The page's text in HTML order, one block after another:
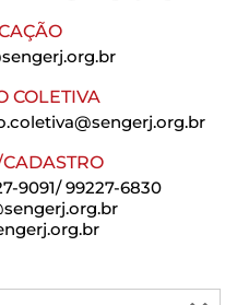
COLETIVA
9091/ 99227-6830